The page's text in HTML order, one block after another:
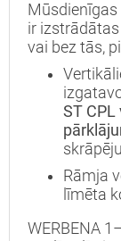
Mūsdienīgas
ir
vai bez tās,
ST CPL
Rāmja
līmēta
WERBENA